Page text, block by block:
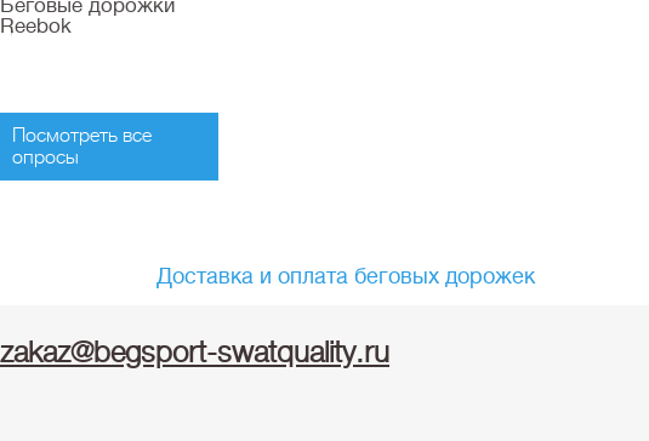
Беговые дорожки
Reebok
Посмотреть все
опросы
Доставка и оплата беговых дорожек
zakaz@begsport-swatquality.ru